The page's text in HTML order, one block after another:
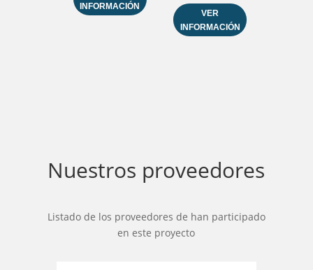
INFORMACIÓN
VER
INFORMACIÓN
Nuestros proveedores
Listado de los proveedores de han participado
en este proyecto